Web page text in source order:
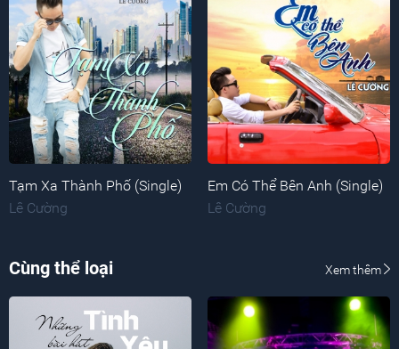
Tạm Xa Thành Phố (Single)
Lê Cường
Em Có Thể Bên Anh (Single)
Lê Cường
Cùng thể loại Xem thêm